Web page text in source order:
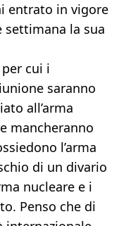
entrato in vigore
settimana la sua
cui i
saranno
all’arma
mancheranno
l’arma
di un divario
nucleare e i
Penso che di